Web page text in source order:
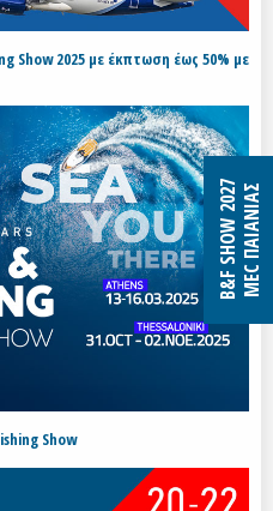
Show 2025 με έκπτωση έως 50% με
Show
B&F SHOW 2027MEC ΠΑΙΑΝΙΑΣ